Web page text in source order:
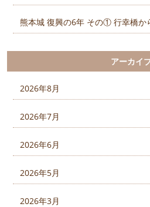
熊本城 復興の6年 その① 行幸橋
アーカイ
2026年8月
2026年7月
2026年6月
2026年5月
2026年3月